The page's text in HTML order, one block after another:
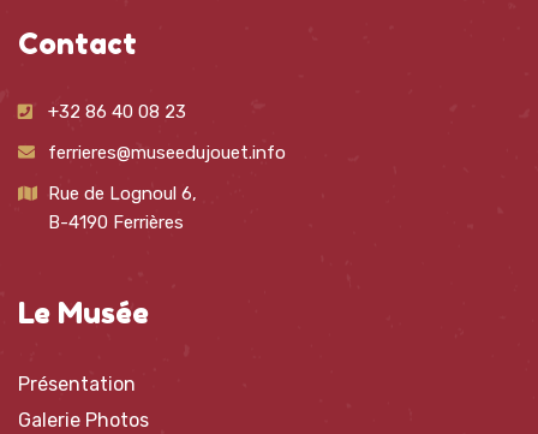
Contact
+32 86 40 08 23
ferrieres@museedujouet.info
Rue de Lognoul 6,
B-4190 Ferrières
Le Musée
Présentation
Galerie Photos